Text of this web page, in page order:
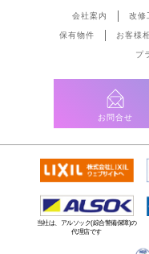
会社案内 改修
保有物件 お客様
プ
お問合せ
当社は、アルソック(綜合警備保障)の
代理店です